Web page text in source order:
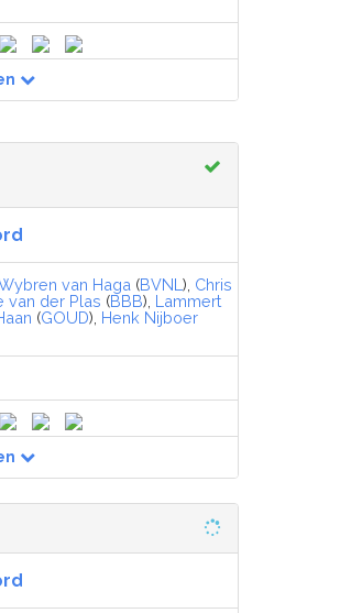
van Haga (BVNL ), Chris
van der Plas (BBB), Lammert
(GOUD), Henk Nijboer